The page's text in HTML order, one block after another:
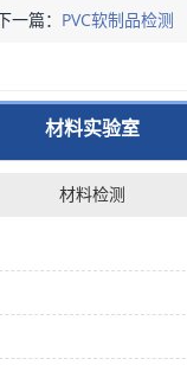
一篇： PVC软制品检测
材料实验室
材料检测